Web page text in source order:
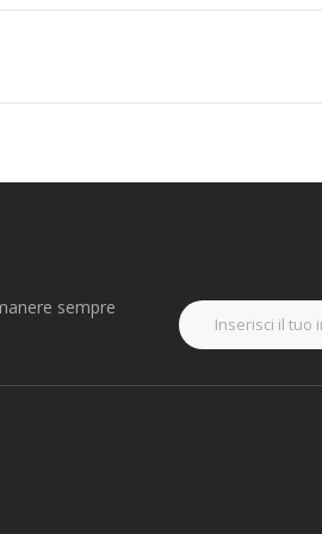
sempre